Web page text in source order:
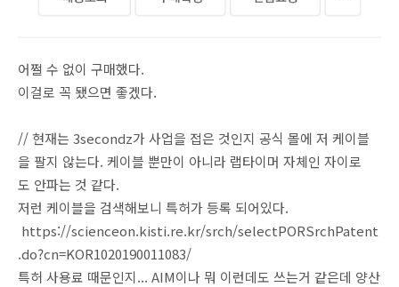
어쩔 수 없이 구매했다.
이걸로 꼭 됐으면 좋겠다.
// 현재는 3secondz가 사업을 접은 것인지 공식 몰에 저 케이블
을 팔지 않는다. 케이블 뿐만이 아니라 랩타이머 자체인 자이로
도 안파는 것 같다.
저런 케이블을 검색해보니 특허가 등록 되어있다.
https://scienceon.kisti.re.kr/srch/selectPORSrchPatent
.do?cn=KOR1020190011083/
특허 사용료 때문인지... AIM이나 뭐 이런데도 쓰는거 같은데 양산